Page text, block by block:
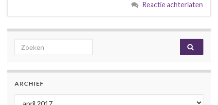
Reactie achterlaten
Search for:
ARCHIEF
Archief